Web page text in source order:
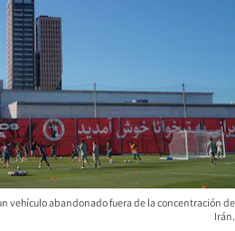
vehículo abandonado fuera de la concentración de
Irán.